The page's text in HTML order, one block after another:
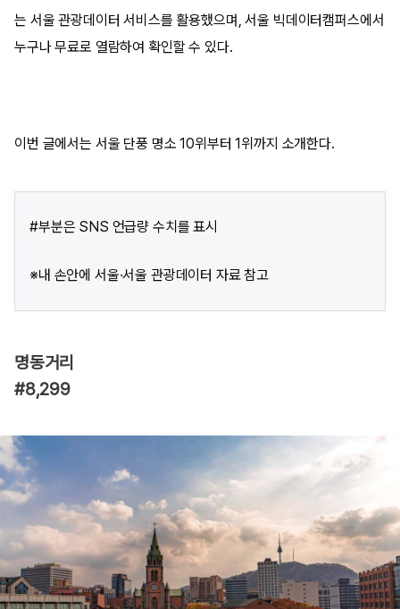
는 서울 관광데이터 서비스를 활용했으며, 서울 빅데이터캠퍼스에서
누구나 무료로 열람하여 확인할 수 있다.
이번 글에서는 서울 단풍 명소 10위부터 1위까지 소개한다.
#부분은 SNS 언급량 수치를 표시
※내 손안에 서울·서울 관광데이터 자료 참고
명동거리
#8,299